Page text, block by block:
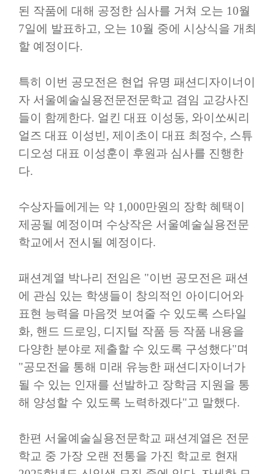
된 작품에 대해 공정한 심사를 거쳐 오는 10월
7일에 발표하고, 오는 10월 중에 시상식을 개최
할 예정이다.
특히 이번 공모전은 현업 유명 패션디자이너이
자 서울예술실용전문전문학교 겸임 교강사진
들이 함께한다. 얼킨 대표 이성동, 와이쏘씨리
얼즈 대표 이성빈, 제이초이 대표 최정수, 스튜
디오성 대표 이성훈이 후원과 심사를 진행한
다.
수상자들에게는 약 1,000만원의 장학 혜택이
제공될 예정이며 수상작은 서울예술실용전문
학교에서 전시될 예정이다.
패션계열 박나리 전임은 "이번 공모전은 패션
에 관심 있는 학생들이 창의적인 아이디어와
표현 능력을 마음껏 보여줄 수 있도록 스타일
화, 핸드 드로잉, 디지털 작품 등 작품 내용을
다양한 분야로 제출할 수 있도록 구성했다"며
"공모전을 통해 미래 유능한 패션디자이너가
될 수 있는 인재를 선발하고 장학금 지원을 통
해 양성할 수 있도록 노력하겠다"고 말했다.
한편 서울예술실용전문학교 패션계열은 전문
학교 중 가장 오랜 전통을 가진 학교로 현재